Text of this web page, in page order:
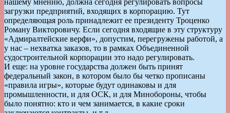
загрузки предприятий, входящих в корпорацию. Тут
определяющая роль принадлежит ее президенту Троценко
Роману Викторовичу. Если сегодня входящие в эту структуру
«Адмиралтейские верфи», допустим, перегружены работой, а
у нас – нехватка заказов, то в рамках Объединенной
судостроительной корпорации это надо регулировать.
И еще: на уровне государства должен быть принят
федеральный закон, в котором было бы четко прописаны
«правила игры», которые будут одинаковы и для
промышленности, и для ОСК, и для Минобороны, чтобы
было понятно: кто и чем занимается, в какие сроки